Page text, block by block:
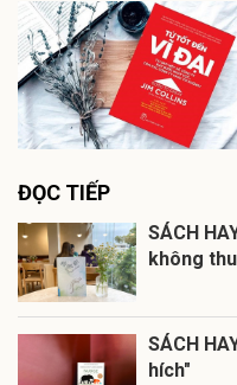
ĐỌC TIẾP
SÁCH
không
SÁCH
hích"